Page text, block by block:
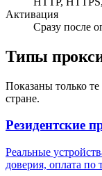
Активация
Сразу после
Типы
Показаны только
стране.
Резидентские
Реальные
доверия, оплата по